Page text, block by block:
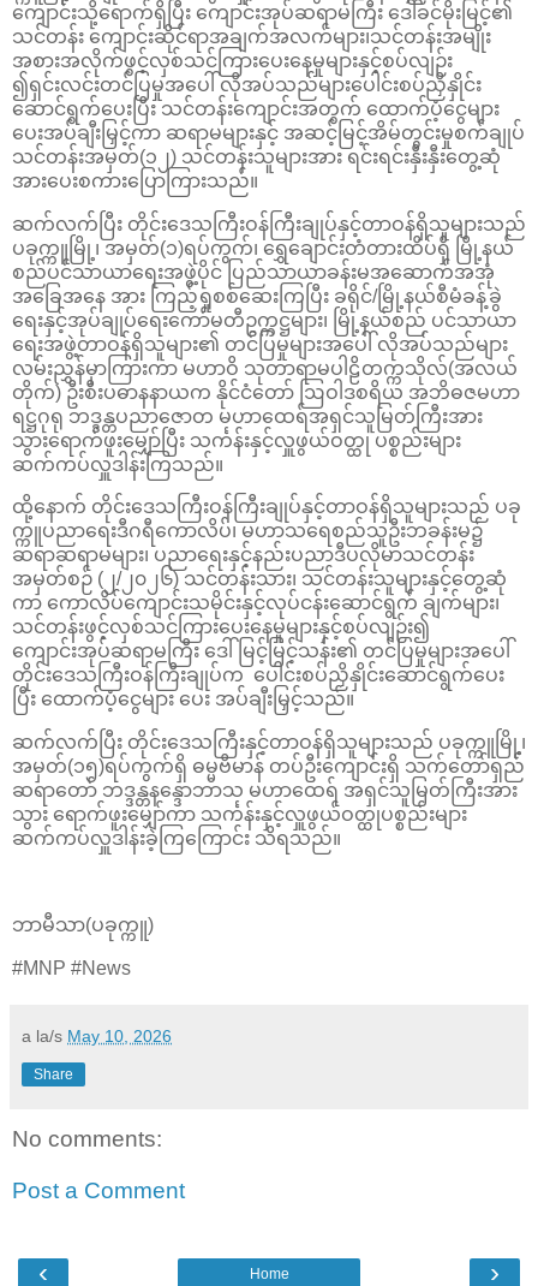
ကျောင်းသို့ရောက်ရှိပြီး ကျောင်းအုပ်ဆရာမကြီး ဒေါ်ခင်မိုးမြင့်၏
သင်တန်း ကျောင်းဆိုင်ရာအချက်အလက်များ၊သင်တန်းအမျိုး
အစားအလိုက်ဖွင့်လှစ်သင်ကြားပေးနေမှုများနှင့်စပ်လျဉ်း
၍ရှင်းလင်းတင်ပြမှုအပေါ် လိုအပ်သည်များပေါင်းစပ်ညှိနှိုင်း
ဆောင်ရွက်ပေးပြီး သင်တန်းကျောင်းအတွက် ထောက်ပံ့ငွေများ
ပေးအပ်ချီးမြှင့်ကာ ဆရာမများနှင့် အဆင့်မြင့်အိမ်တွင်းမှုစက်ချုပ်
သင်တန်းအမှတ်(၁၂) သင်တန်းသူများအား ရင်းရင်းနှီးနှီးတွေ့ဆုံ
အားပေးစကားပြောကြားသည်။
ဆက်လက်ပြီး တိုင်းဒေသကြီးဝန်ကြီးချုပ်နှင့်တာဝန်ရှိသူများသည်
ပခုက္ကူမြို့၊ အမှတ်(၁)ရပ်ကွက်၊ ရွှေချောင်းတံတားထိပ်ရှိ မြို့နယ်
စည်ပင်သာယာရေးအဖွဲ့ပိုင် ပြည်သာယာခန်းမအဆောက်အအုံ
အခြေအနေ အား ကြည့်ရှုစစ်ဆေးကြပြီး ခရိုင်/မြို့နယ်စီမံခန့်ခွဲ
ရေးနှင့်အုပ်ချုပ်ရေးကော်မတီဥက္ကဋ္ဌများ၊ မြို့နယ်စည် ပင်သာယာ
ရေးအဖွဲ့တာဝန်ရှိသူများ၏ တင်ပြမှုများအပေါ် လိုအပ်သည်များ
လမ်းညွှန်မှာကြားကာ မဟာဝိ သုတာရာမပါဠိတက္ကသိုလ်(အလယ်
တိုက်) ဦးစီးပဓာနနာယက နိုင်ငံတော် ဩဝါဒစရိယ အဘိဓဇမဟာ
ရဋ္ဌဂုရု ဘဒ္ဒန္တပညာဇောတ မဟာထေရ်အရှင်သူမြတ်ကြီးအား
သွားရောက်ဖူးမျှော်ပြီး သင်္ကန်းနှင့်လှူဖွယ်ဝတ္ထု ပစ္စည်းများ
ဆက်ကပ်လှူဒါန်းကြသည်။
ထို့နောက် တိုင်းဒေသကြီးဝန်ကြီးချုပ်နှင့်တာဝန်ရှိသူများသည် ပခု
က္ကူပညာရေးဒီဂရီကောလိပ်၊ မဟာသရေစည်သူဦးဘခန်းမ၌
ဆရာဆရာမများ၊ ပညာရေးနှင့်နည်းပညာဒီပလိုမာသင်တန်း
အမှတ်စဉ် (၂/၂၀၂၆) သင်တန်းသား၊ သင်တန်းသူများနှင့်တွေ့ဆုံ
ကာ ကောလိပ်ကျောင်းသမိုင်းနှင့်လုပ်ငန်းဆောင်ရွက် ချက်များ၊
သင်တန်းဖွင့်လှစ်သင်ကြားပေးနေမှုများနှင့်စပ်လျဉ်း၍
ကျောင်းအုပ်ဆရာမကြီး ဒေါ်မြင့်မြင့်သန်း၏ တင်ပြမှုများအပေါ်
တိုင်းဒေသကြီးဝန်ကြီးချုပ်က ပေါင်းစပ်ညှိနှိုင်းဆောင်ရွက်ပေး
ပြီး ထောက်ပံ့ငွေများ ပေး အပ်ချီးမြှင့်သည်။
ဆက်လက်ပြီး တိုင်းဒေသကြီးနှင့်တာဝန်ရှိသူများသည် ပခုက္ကူမြို့၊
အမှတ်(၁၅)ရပ်ကွက်ရှိ ဓမ္မဗိမာန် တပ်ဦးကျောင်းရှိ သက်တော်ရှည်
ဆရာတော် ဘဒ္ဒန္တနန္ဒောဘာသ မဟာထေရ် အရှင်သူမြတ်ကြီးအား
သွား ရောက်ဖူးမျှော်ကာ သင်္ကန်းနှင့်လှူဖွယ်ဝတ္ထုပစ္စည်းများ
ဆက်ကပ်လှူဒါန်းခဲ့ကြကြောင်း သိရသည်။
ဘာမီသာ(ပခုက္ကူ)
#MNP #News
a la/s May 10, 2026
Share
No comments:
Post a Comment
‹ ›
Home